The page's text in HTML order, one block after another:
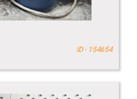
ID - 154654